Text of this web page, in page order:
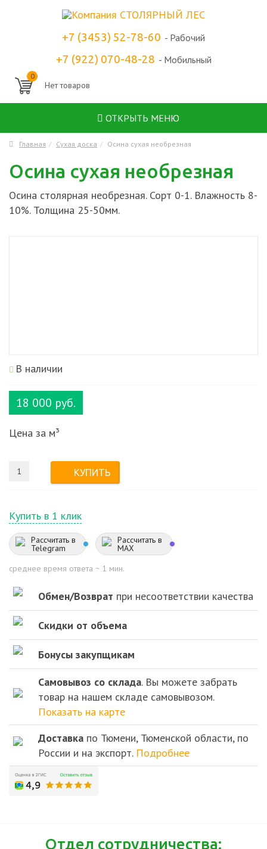
+7 (3453) 52-78-60 - Рабочий
+7 (922) 070-48-28 - Мобильный
0
ОТКРЫТЬ МЕНЮ
Главная Сухая доска Осина сухая необрезная
Осина сухая необрезная
Осина столярная необрезная. Сорт 0-1. Влажность 8-
10%. Толщина 25-50мм.
В наличии
18 000 руб.
Цена за м³
Купить в 1 клик
Рассчитать в
Telegram
Рассчитать в
MAX
среднее время ответа ~ 1 мин.
Обмен/Возврат при несоответствии качества
Скидки от объема
Бонусы закупщикам
Самовывоз со склада. Вы можете забрать
товар на нашем складе самовывозом.
Показать на карте
Доставка по Тюмени, Тюменской области, по
России и на экспорт. Подробнее
Отдел сотрудничества: